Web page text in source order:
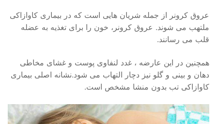
عروق کرونر از جمله شریان هایی است که در بیماری کاوازاکی
ملتهب می شوند. عروق کرونر، خون را برای تغذیه به عضله
قلب می رسانند.
همچنین در این عارضه ، غدد لنفاوی پوست و غشای مخاطی
دهان و بینی و گلو نیز دچار التهاب می شود.نشانه اصلی بیماری
کاوازاکی تب بدون منشا مشخص است.